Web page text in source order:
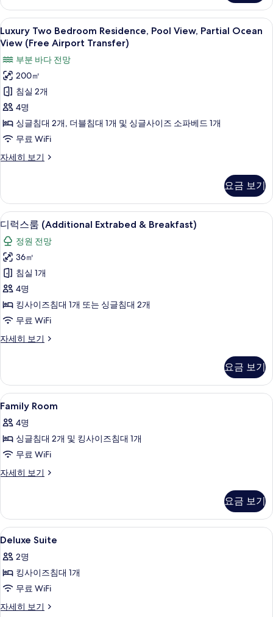
진
모
두
보
기
Units
of
Deluxe
Double
Twin
Rooms
자
세
히
기
Luxury
Two
Bedroom
Residence,
Pool
View,
Partial
Ocean
View
Airport
진
모
두
보
기
Luxury Two Bedroom Residence,
16
Luxury Two Bedroom Residence, Pool View, Partial Ocean
View (Free Airport Transfer)
부분 바다 전망
200㎡
침실 2개
4명
싱글침대 2개, 더블침대 1개 및 싱글사이즈 소파베드 1개
무료 WiFi
자세히 보기
Luxury
Pool
View,
Partial
Ocean
View
(Free
Airport
Transfer)
자
세
히
보
요금 보기
디
럭
스
룸
(Additional
Extrabed
&
Breakfast)
사
두
보
기
미니바, 객실 내 금고, 책상, 노트북 작
5
디럭스룸 (Additional Extrabed & Breakfast)
정원 전망
36㎡
침실 1개
4명
킹사이즈침대 1개 또는 싱글침대 2개
무료 WiFi
자세히 보기
디
(Additional
Extrabed
&
Breakfast)
자
세
보
기
요금 보기
Family
Room
사
진
모
두
미니바, 객실 내 금고, 책상, 노트북 작
10
Family Room
4명
싱글침대 2개 및 킹사이즈침대 1개
무료 WiFi
자세히 보기
Family
히
보
기
요금 보기
Deluxe
Suite
사
진
모
두
미니바, 객실 내 금고, 책상, 노트북 작
4
Deluxe Suite
2명
킹사이즈침대 1개
무료 WiFi
자세히 보기
Deluxe